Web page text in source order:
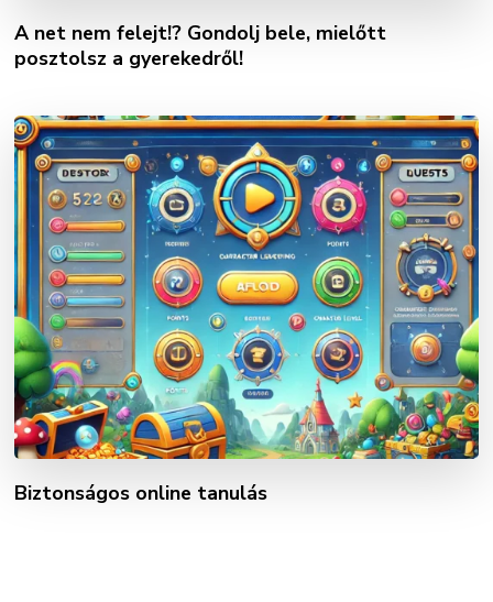
A net nem felejt!? Gondolj bele, mielőtt
posztolsz a gyerekedről!
Biztonságos online tanulás